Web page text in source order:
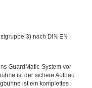
3) nach DIN EN
GuardMatic-System vor
ist der sichere Aufbau
ist ein komplettes